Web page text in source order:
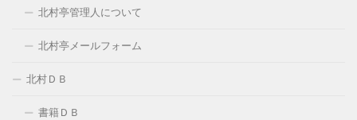
北村亭管理人について
北村亭メールフォーム
北村ＤＢ
書籍ＤＢ